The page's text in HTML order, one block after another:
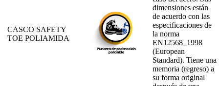
CASCO SAFETY
TOE POLIAMIDA
dimensiones están
de acuerdo con las
especificaciones de
la norma
EN12568_1998
(European
Standard). Tiene una
memoria (regreso) a
su forma original